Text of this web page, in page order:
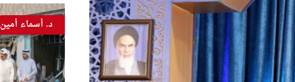
د. أسماء أمين